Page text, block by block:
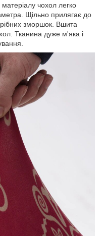
матеріалу чохол легко
Щільно прилягає до
зморшок. Вшита
Тканина дуже м'яка і